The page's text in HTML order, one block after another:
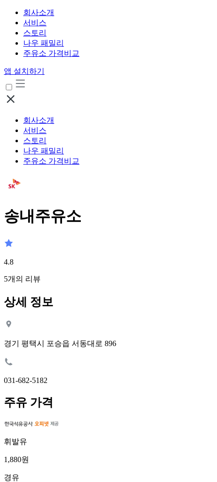
회사소개
서비스
스토리
나우 패밀리
주유소 가격비교
앱 설치하기
회사소개
서비스
스토리
나우 패밀리
주유소 가격비교
송내주유소
4.8
5개의 리뷰
상세 정보
경기 평택시 포승읍 서동대로 896
031-682-5182
주유 가격
휘발유
1,880원
경유